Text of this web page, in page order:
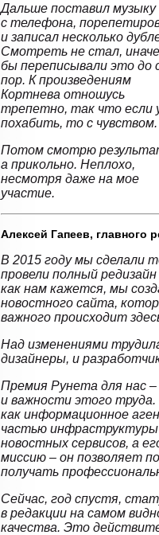
Дальше поставил музыку
с телефона,
и записал несколько
Смотреть не стал,
бы переписывали это до
пор. К произведениям
Кортнева отношусь
трепетно, так что если
похабить, то с чувством.
Потом смотрю
а прикольно. Неплохо,
несмотря даже на мое
участие.
Алексей Гапеев, главного
В 2015 году мы сделали
провели полный
как нам кажется, мы
новостного сайта,
важного происходит
Над изменениями
дизайнеры, и
Премия Рунета для нас
и важности этого
как информационное
частью инфраструктуры
новостных сервисов, а
миссию – он позволяет
получать
Сейчас, год спустя,
в редакции на самом
качества. Это